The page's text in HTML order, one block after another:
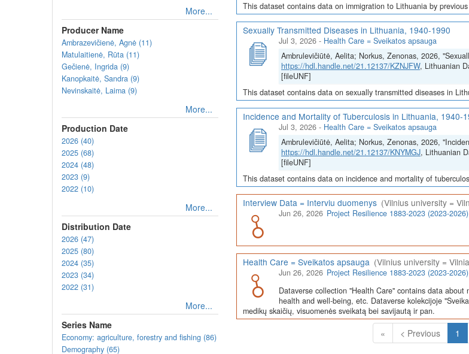
More...
Producer Name
Ambrazevičienė, Agnė (11)
Matulaitienė, Rūta (11)
Gečienė, Ingrida (9)
Kanopkaitė, Sandra (9)
Nevinskaitė, Laima (9)
More...
Production Date
2026 (40)
2025 (68)
2024 (48)
2023 (9)
2022 (10)
More...
Distribution Date
2026 (47)
2025 (80)
2024 (35)
2023 (34)
2022 (31)
More...
Series Name
Economy: agriculture, forestry and fishing (86)
Demography (65)
This dataset contains data on immigration to Lithuania by
Sexually Transmitted Diseases in Lithuania, 1940-1990
Jul 3, 2026 - Health Care = Sveikatos apsauga
Ambrulevičiūtė, Aelita; Norkus, Zenonas, 2026,
https://hdl.handle.net/21.12137/KZNJFW, Lithuanian
[fileUNF]
This dataset contains data on sexually transmitted diseases in
Incidence and Mortality of Tuberculosis in Lithuania, 1940-
Jul 3, 2026 - Health Care = Sveikatos apsauga
Ambrulevičiūtė, Aelita; Norkus, Zenonas, 2026,
https://hdl.handle.net/21.12137/KNYMGJ, Lithuanian
[fileUNF]
This dataset contains data on incidence and mortality of
Interview Data = Interviu duomenys (Vilnius university =
Jun 26, 2026 Project Resilience 1883-2023 (2023-
Health Care = Sveikatos apsauga (Vilnius university =
Jun 26, 2026 Project Resilience 1883-2023 (2023-
Dataverse collection "Health Care" contains data
health and well-being, etc. Dataverse kolekcijoje
medikų skaičių, visuomenės sveikatą bei savijautą ir pan.
« < Previous 1